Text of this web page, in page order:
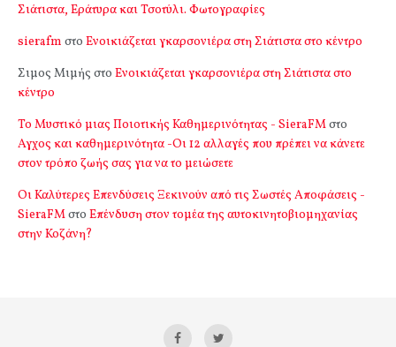
Σιάτιστα, Εράτυρα και Τσοτύλι. Φωτογραφίες
sierafm στο Ενοικιάζεται γκαρσονιέρα στη Σιάτιστα στο κέντρο
Σιμος Μιμής στο Ενοικιάζεται γκαρσονιέρα στη Σιάτιστα στο
κέντρο
Το Μυστικό μιας Ποιοτικής Καθημερινότητας - SieraFMστο
Αγχος και καθημερινότητα -Οι 12 αλλαγές που πρέπει να κάνετε
στον τρόπο ζωής σας για να το μειώσετε
Οι Καλύτερες Επενδύσεις Ξεκινούν από τις Σωστές Αποφάσεις -
SieraFMστο Επένδυση στον τομέα της αυτοκινητοβιομηχανίας
στην Κοζάνη?